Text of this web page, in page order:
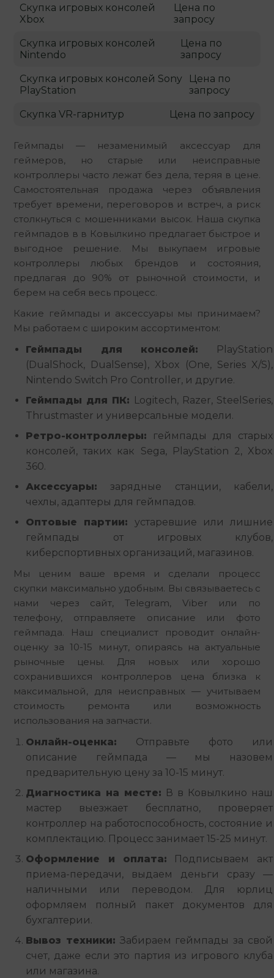
Геймпады — незаменимый аксессуар для
геймеров, но старые или неисправные
контроллеры часто лежат без дела, теряя в цене.
Самостоятельная продажа через объявления
требует времени, переговоров и встреч, а риск
столкнуться с мошенниками высок. Наша скупка
геймпадов в в Ковылкино предлагает быстрое и
выгодное решение. Мы выкупаем игровые
контроллеры любых брендов и состояния,
предлагая до 90% от рыночной стоимости, и
берем на себя весь процесс.
Какие геймпады и аксессуары мы принимаем?
Мы работаем с широким ассортиментом:
Геймпады для консолей: PlayStation
(DualShock, DualSense), Xbox (One, Series X/S),
Nintendo Switch Pro Controller, и другие.
Геймпады для ПК: Logitech, Razer, SteelSeries,
Thrustmaster и универсальные модели.
Ретро-контроллеры: геймпады для старых
консолей, таких как Sega, PlayStation 2, Xbox
360.
Аксессуары: зарядные станции, кабели,
чехлы, адаптеры для геймпадов.
Оптовые партии: устаревшие или лишние
геймпады от игровых клубов,
киберспортивных организаций, магазинов.
Мы ценим ваше время и сделали процесс
скупки максимально удобным. Вы связываетесь с
нами через сайт, Telegram, Viber или по
телефону, отправляете описание или фото
геймпада. Наш специалист проводит онлайн-
оценку за 10-15 минут, опираясь на актуальные
рыночные цены. Для новых или хорошо
сохранившихся контроллеров цена близка к
максимальной, для неисправных — учитываем
стоимость ремонта или возможность
использования на запчасти.
Онлайн-оценка: Отправьте фото или
описание геймпада — мы назовем
предварительную цену за 10-15 минут.
Диагностика на месте: В в Ковылкино наш
мастер выезжает бесплатно, проверяет
контроллер на работоспособность, состояние и
комплектацию. Процесс занимает 15-25 минут.
Оформление и оплата: Подписываем акт
приема-передачи, выдаем деньги сразу —
наличными или переводом. Для юрлиц
оформляем полный пакет документов для
бухгалтерии.
Вывоз техники: Забираем геймпады за свой
счет, даже если это партия из игрового клуба
или магазина.
Скупка игровых консолей
Xbox
Цена по
запросу
Скупка игровых консолей
Nintendo
Цена по
запросу
Скупка игровых консолей Sony
PlayStation
Цена по
запросу
Скупка VR-гарнитур Цена по запросу